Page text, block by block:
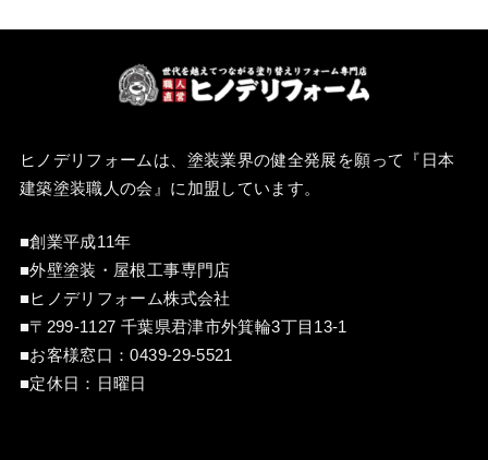
ヒノデリフォームは、塗装業界の健全発展を願って『 日本
建築塗装職人の会 』に加盟しています。
■創業平成11年
■外壁塗装・屋根工事専門店
■ヒノデリフォーム株式会社
■〒299-1127 千葉県君津市外箕輪3丁目13-1
■お客様窓口：0439-29-5521
■定休日：日曜日